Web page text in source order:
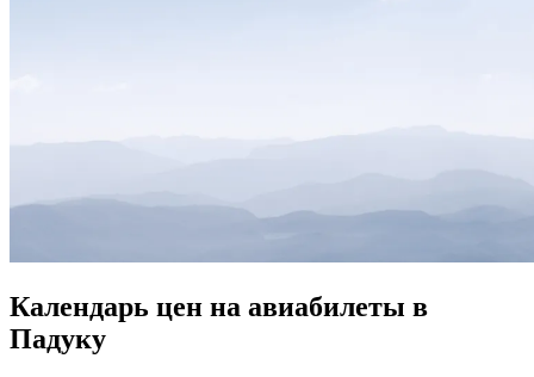
Календарь цен на авиабилеты в
Падуку